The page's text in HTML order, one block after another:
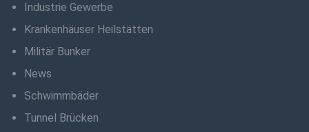
Industrie Gewerbe
Krankenhäuser Heilstätten
Militär Bunker
News
Schwimmbäder
Tunnel Brücken